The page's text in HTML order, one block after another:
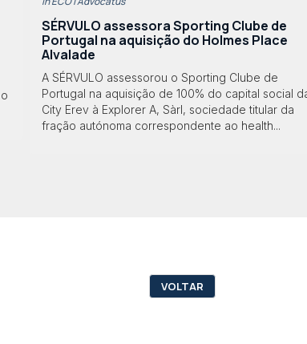
SÉRVULO assessora Sporting Clube de
Portugal na aquisição do Holmes Place
Alvalade
A SÉRVULO assessorou o Sporting Clube de
Portugal na aquisição de 100% do capital social
City Erev à Explorer A, Sàrl, sociedade titular da
fração autónoma correspondente ao health...
VOLTAR